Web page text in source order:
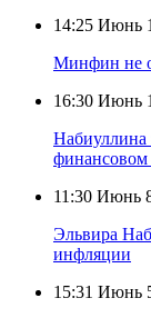
14:25 Июнь
Минфин не
16:30 Июнь
Набиуллина
11:30 Июнь
Эльвира
инфляции
15:31 Июнь